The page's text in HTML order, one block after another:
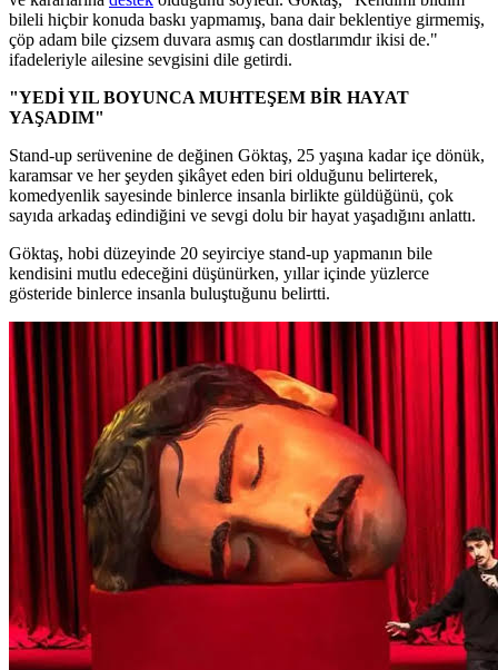
bileli hiçbir konuda baskı yapmamış, bana dair beklentiye girmemiş,
çöp adam bile çizsem duvara asmış can dostlarımdır ikisi de."
ifadeleriyle ailesine sevgisini dile getirdi.
"YEDİ YIL BOYUNCA MUHTEŞEM BİR HAYAT
YAŞADIM"
Stand-up serüvenine de değinen Göktaş, 25 yaşına kadar içe dönük,
karamsar ve her şeyden şikâyet eden biri olduğunu belirterek,
komedyenlik sayesinde binlerce insanla birlikte güldüğünü, çok
sayıda arkadaş edindiğini ve sevgi dolu bir hayat yaşadığını anlattı.
Göktaş, hobi düzeyinde 20 seyirciye stand-up yapmanın bile
kendisini mutlu edeceğini düşünürken, yıllar içinde yüzlerce
gösteride binlerce insanla buluştuğunu belirtti.